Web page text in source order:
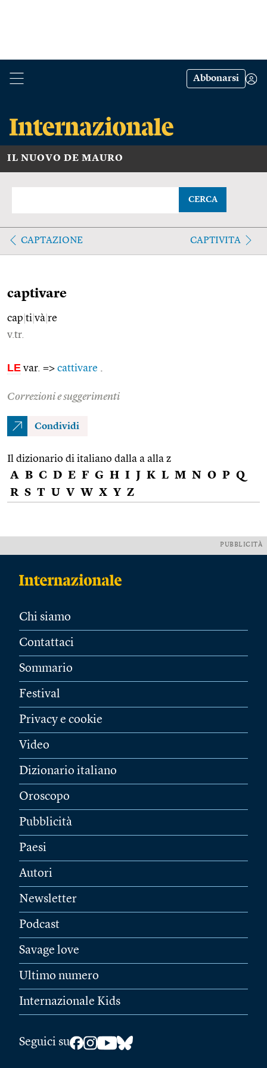
Abbonarsi
IL NUOVO DE MAURO
CERCA
CAPTAZIONE CAPTIVITA
captivare
cap ti và re
v.tr.
LE var. => cattivare
Correzioni e suggerimenti
Condividi
Il dizionario di italiano dalla a alla z
A B C D E F G H I J K L M N O P Q
R S T U V W X Y Z
PUBBLICITÀ
Chi siamo
Contattaci
Sommario
Festival
Privacy e cookie
Video
Dizionario italiano
Oroscopo
Pubblicità
Paesi
Autori
Newsletter
Podcast
Savage love
Ultimo numero
Internazionale Kids
Seguici su